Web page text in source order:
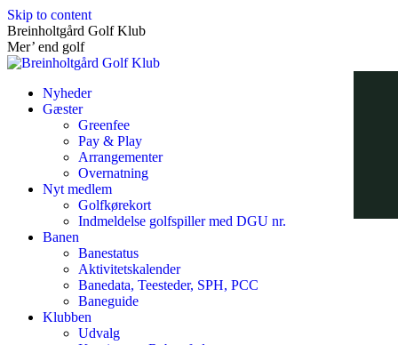
Skip to content
Breinholtgård Golf Klub
Mer’ end golf
Nyheder
Gæster
Greenfee
Pay & Play
Arrangementer
Overnatning
Nyt medlem
Golfkørekort
Indmeldelse golfspiller med DGU nr.
Banen
Banestatus
Aktivitetskalender
Banedata, Teesteder, SPH, PCC
Baneguide
Klubben
Udvalg